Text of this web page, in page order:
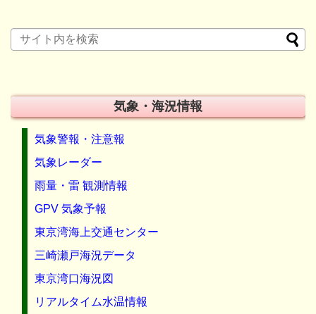
気象・海況情報
気象警報・注意報
気象レーダー
雨量・雷 観測情報
GPV 気象予報
東京湾海上交通センター
三崎瀬戸海況データ
東京湾口海況図
リアルタイム水温情報